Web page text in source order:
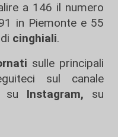
a 146 il numero
in Piemonte e 55
cinghiali.
sulle principali
sul canale
su Instagram, su